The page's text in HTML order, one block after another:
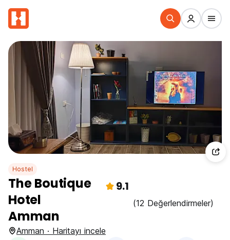
Hostel
The Boutique
Hotel
Amman
9.1
(12 Değerlendirmeler)
Amman · Haritayı incele